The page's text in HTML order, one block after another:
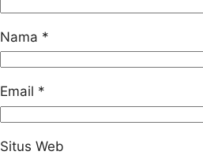
Nama *
Email *
Situs Web